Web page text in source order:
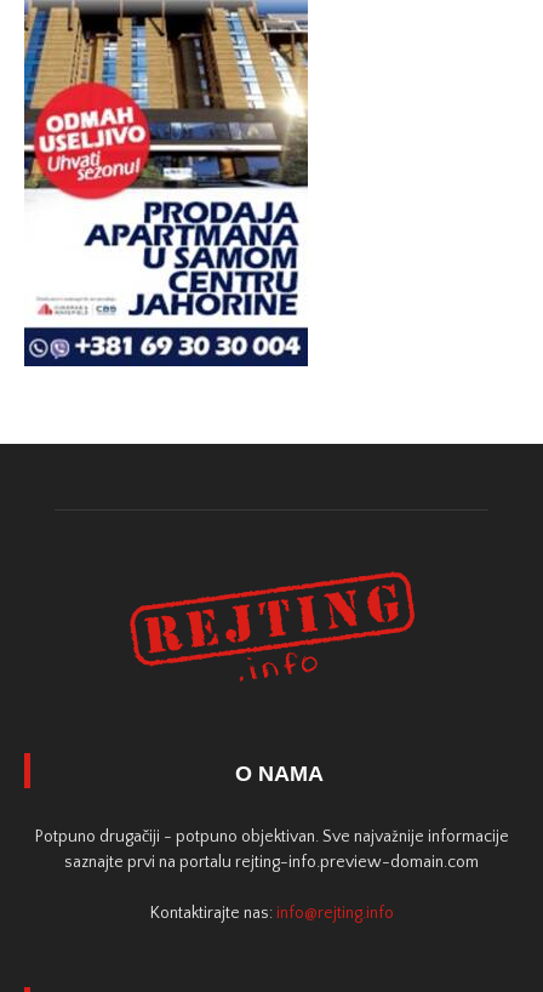
O NAMA
Potpuno drugačiji - potpuno objektivan. Sve najvažnije informacije
saznajte prvi na portalu rejting-info.preview-domain.com
Kontaktirajte nas: info@rejting.info